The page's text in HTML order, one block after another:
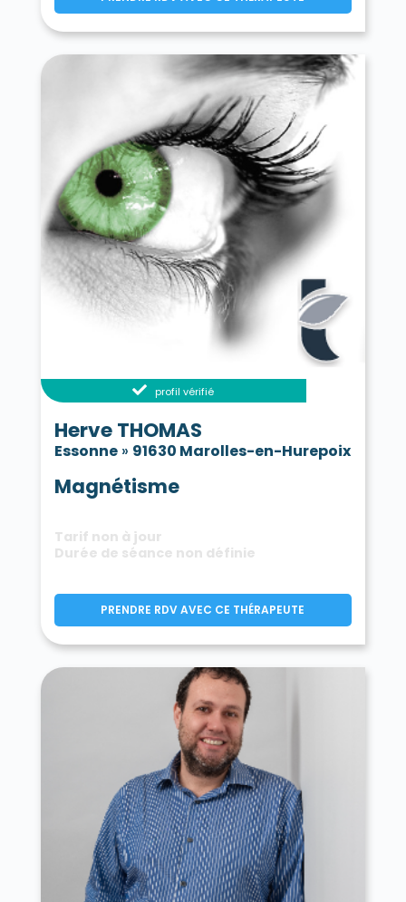
profil vérifié
Herve THOMAS
Essonne» 91630 Marolles-en-Hurepoix
Magnétisme
Tarif non à jour
Durée de séance non définie
PRENDRE RDV AVEC CE THÉRAPEUTE